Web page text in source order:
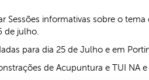
Sessões informativas sobre o
de julho.
para dia 25 de Julho e em
de Acupuntura e TUI NA